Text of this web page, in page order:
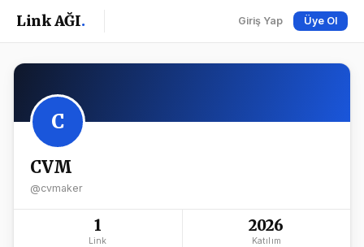
Link AĞI. Giriş Yap Üye Ol
C
CVM
@cvmaker
1
Link
2026
Katılım